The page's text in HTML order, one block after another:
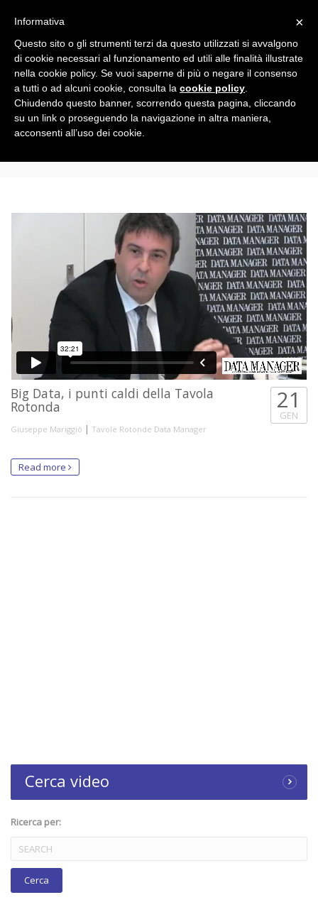
All
SoftwareAG
Big Data, i punti caldi della Tavola
Rotonda
Giuseppe Mariggiò | Tavole Rotonde Data Manager
21
GEN
Read more
Cerca video
Ricerca per:
×
Informativa
Questo sito o gli strumenti terzi da questo utilizzati si avvalgono
di cookie necessari al funzionamento ed utili alle finalità illustrate
nella cookie policy. Se vuoi saperne di più o negare il consenso
a tutti o ad alcuni cookie, consulta la cookie policy
Chiudendo questo banner, scorrendo questa pagina, cliccando
su un link o proseguendo la navigazione in altra maniera,
acconsenti all’uso dei cookie.